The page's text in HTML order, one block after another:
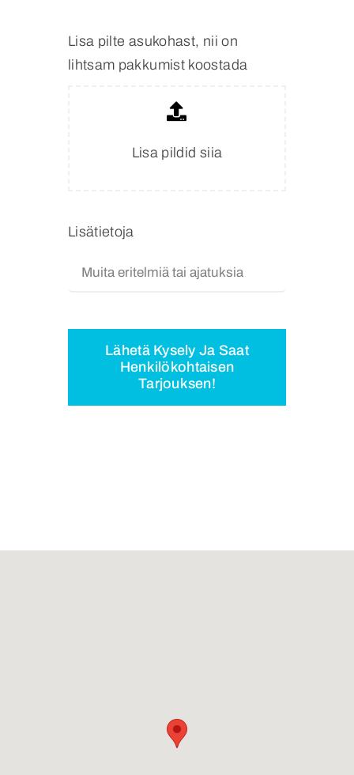
Lisa pilte asukohast, nii on
lihtsam pakkumist koostada
Lisa pildid siia
Lisätietoja
Lähetä Kysely Ja Saat
Henkilökohtaisen
Tarjouksen!